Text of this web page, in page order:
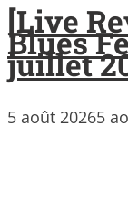
[Live
Blues
juillet
5 août 20265